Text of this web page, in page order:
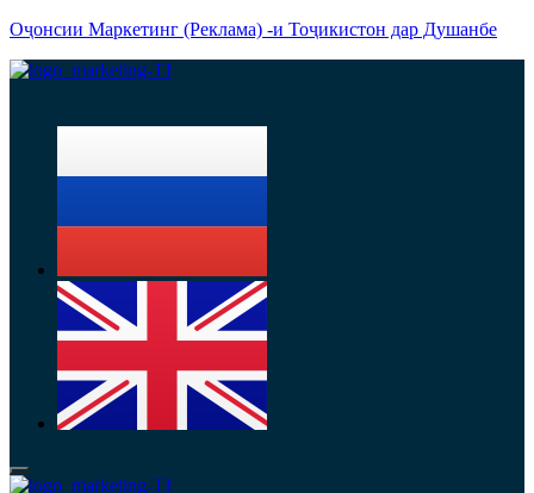
Оҷонсии Маркетинг (Реклама) -и Тоҷикистон дар Душанбе